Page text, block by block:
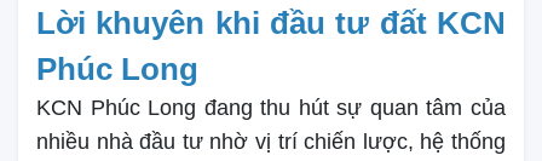
Lời khuyên khi đầu tư đất KCN
Phúc Long
KCN Phúc Long đang thu hút sự quan tâm của
nhiều nhà đầu tư nhờ vị trí chiến lược, hệ thống